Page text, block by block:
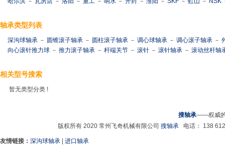
轴承类型列表
深沟球轴承 － 圆锥滚子轴承 － 圆柱滚子轴承 － 调心球轴承 － 调心滚子轴承 －
向心滚针推力球 － 推力滚子轴承 － 杆端关节 － 滚针 － 滚针轴承 － 滚动丝杆轴
相关型号搜索
暂无类型分类 !
搜轴承——权威
版权所有 2020 常州飞奇机械有限公司搜轴承 电话： 138
友情链接： 深沟球轴承 进口轴承